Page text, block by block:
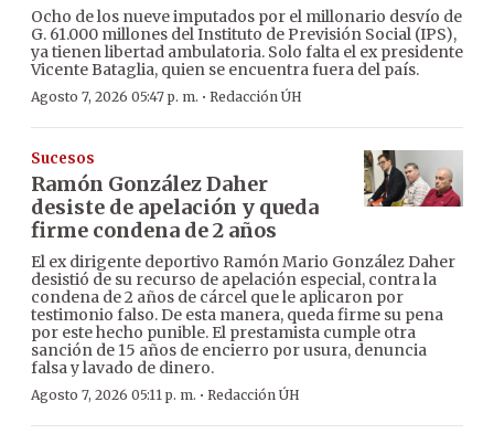
Ocho de los nueve imputados por el millonario desvío de
G. 61.000 millones del Instituto de Previsión Social (IPS),
ya tienen libertad ambulatoria. Solo falta el ex presidente
Vicente Bataglia, quien se encuentra fuera del país.
Agosto 7, 2026 05:47 p. m. · Redacción ÚH
Sucesos
Ramón González Daher
desiste de apelación y queda
firme condena de 2 años
El ex dirigente deportivo Ramón Mario González Daher
desistió de su recurso de apelación especial, contra la
condena de 2 años de cárcel que le aplicaron por
testimonio falso. De esta manera, queda firme su pena
por este hecho punible. El prestamista cumple otra
sanción de 15 años de encierro por usura, denuncia
falsa y lavado de dinero.
Agosto 7, 2026 05:11 p. m. · Redacción ÚH